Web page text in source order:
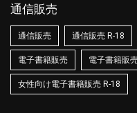
通信販売
通信販売 通信販売 R-18
電子書籍販売 電子書籍販
女性向け電子書籍販売 R-18